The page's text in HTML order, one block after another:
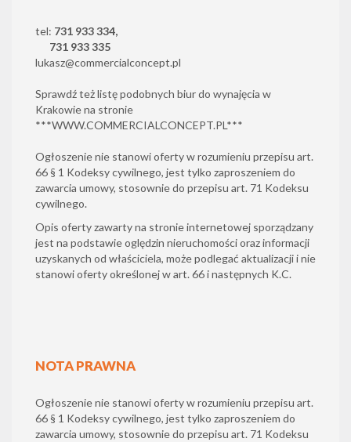
tel: 731 933 334,
731 933 335
lukasz@commercialconcept.pl
Sprawdź też listę podobnych biur do wynajęcia w
Krakowie na stronie
***WWW.COMMERCIALCONCEPT.PL***
Ogłoszenie nie stanowi oferty w rozumieniu przepisu art.
66 § 1 Kodeksy cywilnego, jest tylko zaproszeniem do
zawarcia umowy, stosownie do przepisu art. 71 Kodeksu
cywilnego.
Opis oferty zawarty na stronie internetowej sporządzany
jest na podstawie oględzin nieruchomości oraz informacji
uzyskanych od właściciela, może podlegać aktualizacji i nie
stanowi oferty określonej w art. 66 i następnych K.C.
NOTA PRAWNA
Ogłoszenie nie stanowi oferty w rozumieniu przepisu art.
66 § 1 Kodeksy cywilnego, jest tylko zaproszeniem do
zawarcia umowy, stosownie do przepisu art. 71 Kodeksu